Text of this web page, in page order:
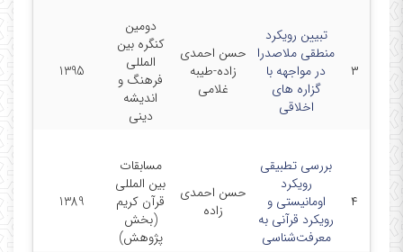
۳
تبیین رویکرد
منطقی ملاصدرا
در مواجهه با
گزاره های
اخلاقی
حسن احمدی
زاده-طیبه
غلامی
دومین
کنگره بین
المللی
فرهنگ و
اندیشه
دینی
1395
۴
بررسی تطبیقی
رویکرد
اومانیستی و
رویکرد قرآنی به
معرفت‌شناسی
حسن احمدی
زاده
مسابقات
بین المللی
قرآن کریم
(بخش
پژوهش)
1389